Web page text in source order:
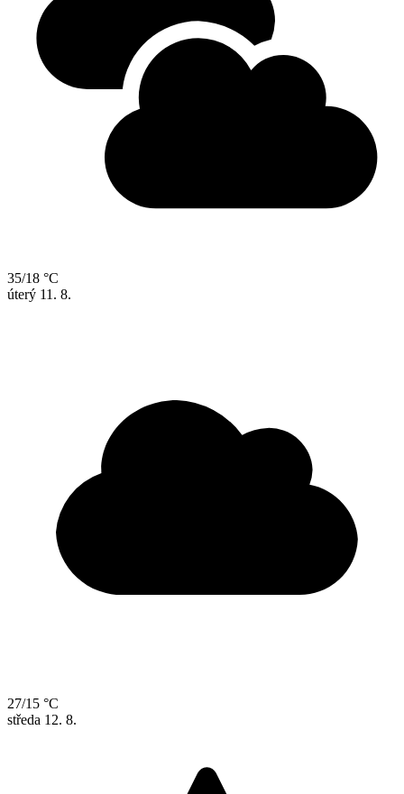
35/18 °C
úterý 11. 8.
27/15 °C
středa 12. 8.